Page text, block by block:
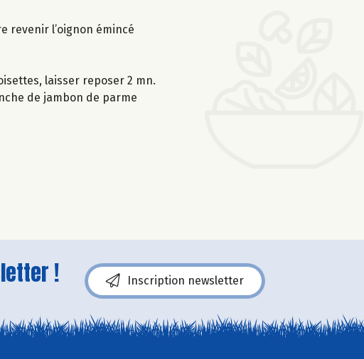
revenir l’oignon émincé
laisser reposer 2 mn.
de jambon de parme
! Inscription newsletter